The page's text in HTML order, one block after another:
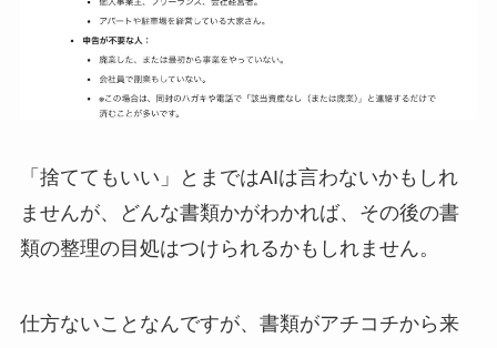
「捨ててもいい」とまではAIは言わないかもしれ
ませんが、どんな書類かがわかれば、その後の書
類の整理の目処はつけられるかもしれません。
仕方ないことなんですが、書類がアチコチから来